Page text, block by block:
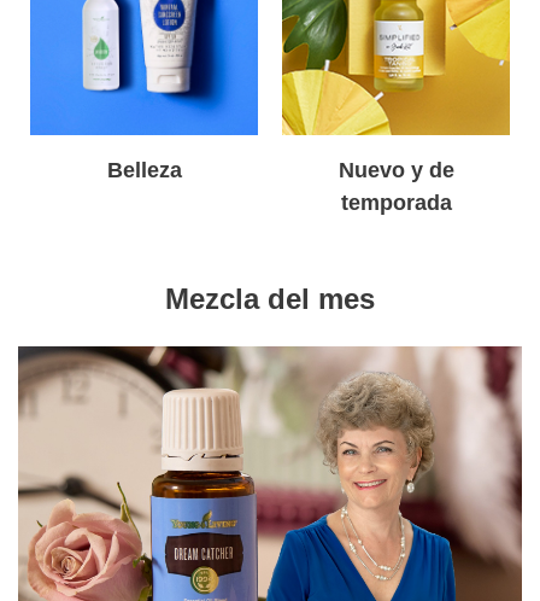
Belleza
Nuevo y de
temporada
Mezcla del mes